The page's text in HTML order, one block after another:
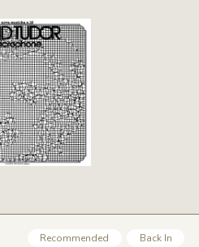
Recommended Back In